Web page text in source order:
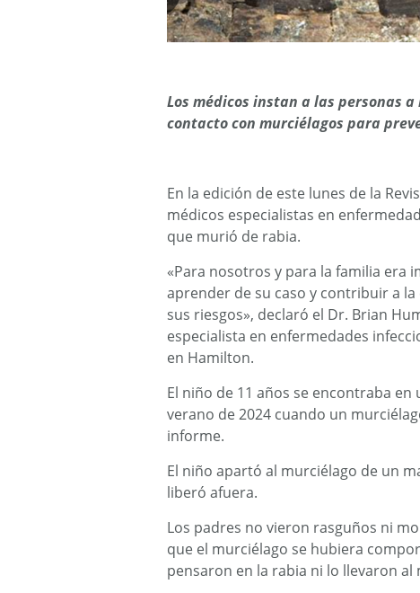
Los médicos instan a las personas
contacto con murciélagos para
En la edición de este lunes de la
médicos especialistas en
que murió de rabia.
«Para nosotros y para la familia
aprender de su caso y contribuir a
sus riesgos», declaró el Dr. Brian
especialista en enfermedades
en Hamilton.
El niño de 11 años se encontraba
verano de 2024 cuando un
informe.
El niño apartó al murciélago de un
liberó afuera.
Los padres no vieron rasguños ni
que el murciélago se hubiera
pensaron en la rabia ni lo llevaron al